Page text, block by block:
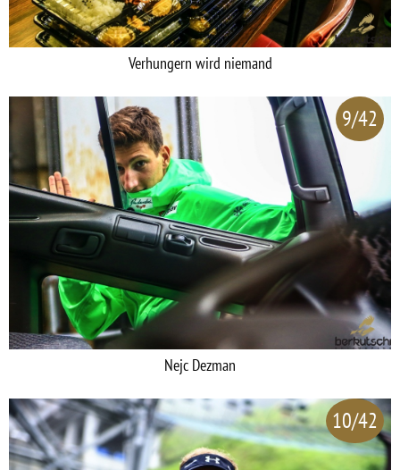
Verhungern wird niemand
9/42
Nejc Dezman
10/42